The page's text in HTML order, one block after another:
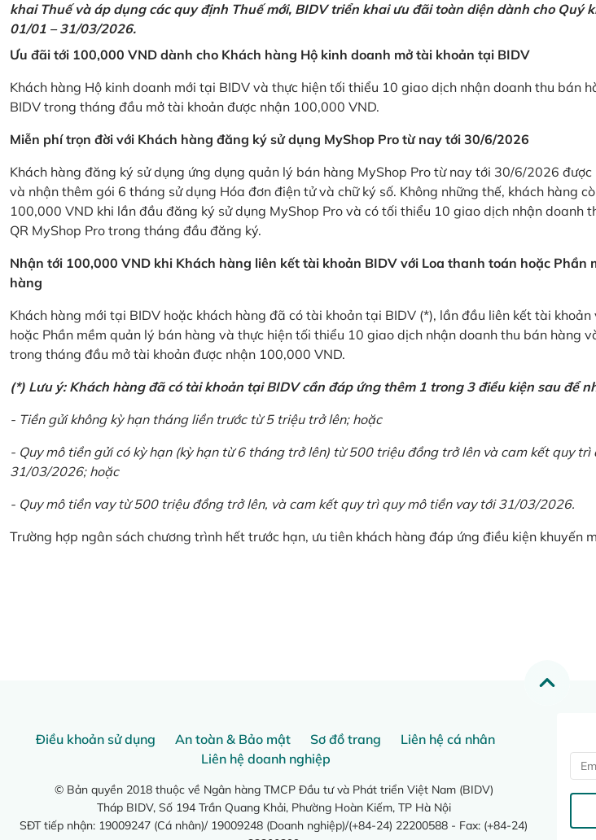
khai Thuế và áp dụng các quy định Thuế mới, BIDV triển khai ưu đãi toàn diện dành cho Quý
01/01 – 31/03/2026.
Ưu đãi tới 100,000 VND dành cho Khách hàng Hộ kinh doanh mở tài khoản tại BIDV
Khách hàng Hộ kinh doanh mới tại BIDV và thực hiện tối thiểu 10 giao dịch nhận doanh thu bán
BIDV trong tháng đầu mở tài khoản được nhận 100,000 VND.
Miễn phí trọn đời với Khách hàng đăng ký sử dụng MyShop Pro từ nay tới 30/6/2026
Khách hàng đăng ký sử dụng ứng dụng quản lý bán hàng MyShop Pro từ nay tới 30/6/2026 được
và nhận thêm gói 6 tháng sử dụng Hóa đơn điện tử và chữ ký số. Không những thế, khách hàng
100,000 VND khi lần đầu đăng ký sử dụng MyShop Pro và có tối thiểu 10 giao dịch nhận doanh
QR MyShop Pro trong tháng đầu đăng ký.
Nhận tới 100,000 VND khi Khách hàng liên kết tài khoản BIDV với Loa thanh toán hoặc Phần
hàng
Khách hàng mới tại BIDV hoặc khách hàng đã có tài khoản tại BIDV (*), lần đầu liên kết tài
hoặc Phần mềm quản lý bán hàng và thực hiện tối thiểu 10 giao dịch nhận doanh thu bán hàng
trong tháng đầu mở tài khoản được nhận 100,000 VND.
(*) Lưu ý: Khách hàng đã có tài khoản tại BIDV cần đáp ứng thêm 1 trong 3 điều kiện sau để
- Tiền gửi không kỳ hạn tháng liền trước từ 5 triệu trở lên; hoặc
- Quy mô tiền gửi có kỳ hạn (kỳ hạn từ 6 tháng trở lên) từ 500 triệu đồng trở lên và cam kết quy trì
31/03/2026; hoặc
- Quy mô tiền vay từ 500 triệu đồng trở lên, và cam kết quy trì quy mô tiền vay tới 31/03/2026.
Trường hợp ngân sách chương trình hết trước hạn, ưu tiên khách hàng đáp ứng điều kiện khuyến
Điều khoản sử dụng An toàn & Bảo mật Sơ đồ trang
Liên hệ cá nhân
Liên hệ doanh nghiệp
© Bản quyền 2018 thuộc về Ngân hàng TMCP Đầu tư và Phát triển Việt Nam (BIDV)
Tháp BIDV, Số 194 Trần Quang Khải, Phường Hoàn Kiếm, TP Hà Nội
SĐT tiếp nhận: 19009247 (Cá nhân)/ 19009248 (Doanh nghiệp)/(+84-24) 22200588 - Fax: (+84-24)